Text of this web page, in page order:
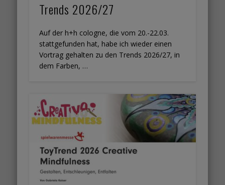
Trends 2026/27
Auf der h+h cologne, die vom 20.-22.03.
stattgefunden hat, habe ich wieder einen
Vortrag gehalten zu den Trends 2026/27, in
dem Farben, …